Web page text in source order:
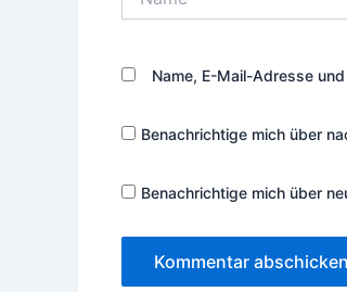
Name, E-Mail-Adresse
Benachrichtige mich über
Benachrichtige mich über